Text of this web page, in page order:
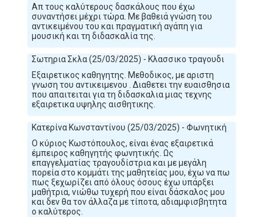
Απ τους καλύτερους δασκάλους που έχω
συναντήσει μέχρι τώρα. Με βαθειά γνώση του
αντικειμένου του και πραγματική αγάπη για
μουσική και τη διδασκαλία της.
Σωτηρια Σκλα (25/03/2025) - Κλασσικο τραγουδι
Εξαιρετικος καθηγητης. Μεθοδικος, με αριστη
γνωση του αντικειμενου . Διαθετει την ευαισθησια
που απαιτειται για τη διδασκαλια μιας τεχνης
εξαιρετικα υψηλης αισθητικης.
Κατερίνα Κωνσταντίνου (25/03/2025) - Φωνητική
Ο κύριος Κωστόπουλος, είναι ένας εξαιρετικά
έμπειρος καθηγητής φωνητικής. Ως
επαγγελματίας τραγουδίστρια και με μεγάλη
πορεία στο κομμάτι της μαθητείας μου, έχω να πω
πως ξεχωρίζει από όλους όσους έχω υπάρξει
μαθήτρια, νιώθω τυχερή που είναι δάσκαλος μου
και δεν θα τον άλλαζα με τίποτα, αδιαμφισβητητα
ο καλύτερος.